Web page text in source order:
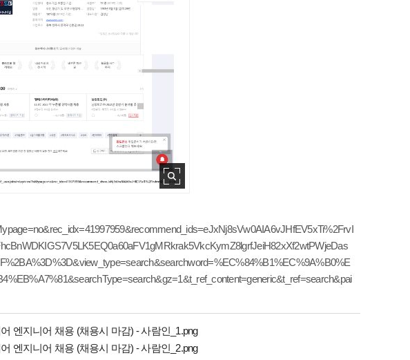
엔지니어 채용 (채용시 마감) - 사람인_1.png
엔지니어 채용 (채용시 마감) - 사람인_2.png